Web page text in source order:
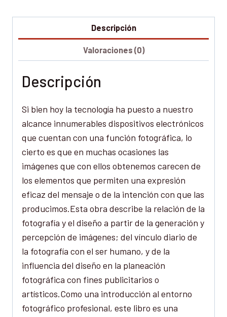
Descripción
Valoraciones (0)
Descripción
Si bien hoy la tecnología ha puesto a nuestro
alcance innumerables dispositivos electrónicos
que cuentan con una función fotográfica, lo
cierto es que en muchas ocasiones las
imágenes que con ellos obtenemos carecen de
los elementos que permiten una expresión
eficaz del mensaje o de la intención con que las
producimos.Esta obra describe la relación de la
fotografía y el diseño a partir de la generación y
percepción de imágenes; del vínculo diario de
la fotografía con el ser humano, y de la
influencia del diseño en la planeación
fotográfica con fines publicitarios o
artísticos.Como una introducción al entorno
fotográfico profesional, este libro es una